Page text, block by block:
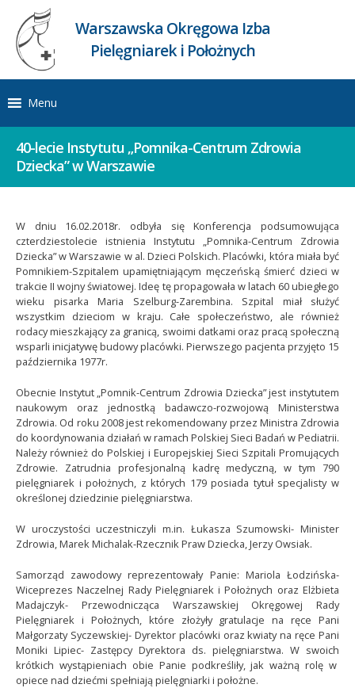
Warszawska Okręgowa Izba
Pielęgniarek i Położnych
Menu
40-lecie Instytutu „Pomnika-Centrum Zdrowia
Dziecka” w Warszawie
W dniu 16.02.2018r. odbyła się Konferencja podsumowująca
czterdziestolecie istnienia Instytutu „Pomnika-Centrum Zdrowia
Dziecka” w Warszawie w al. Dzieci Polskich. Placówki, która miała być
Pomnikiem-Szpitalem upamiętniającym męczeńską śmierć dzieci w
trakcie II wojny światowej. Ideę tę propagowała w latach 60 ubiegłego
wieku pisarka Maria Szelburg-Zarembina. Szpital miał służyć
wszystkim dzieciom w kraju. Całe społeczeństwo, ale również
rodacy mieszkający za granicą, swoimi datkami oraz pracą społeczną
wsparli inicjatywę budowy placówki. Pierwszego pacjenta przyjęto 15
października 1977r.
Obecnie Instytut „Pomnik-Centrum Zdrowia Dziecka” jest instytutem
naukowym oraz jednostką badawczo-rozwojową Ministerstwa
Zdrowia. Od roku 2008 jest rekomendowany przez Ministra Zdrowia
do koordynowania działań w ramach Polskiej Sieci Badań w Pediatrii.
Należy również do Polskiej i Europejskiej Sieci Szpitali Promujących
Zdrowie. Zatrudnia profesjonalną kadrę medyczną, w tym 790
pielęgniarek i położnych, z których 179 posiada tytuł specjalisty w
określonej dziedzinie pielęgniarstwa.
W uroczystości uczestniczyli m.in. Łukasza Szumowski- Minister
Zdrowia, Marek Michalak-Rzecznik Praw Dziecka, Jerzy Owsiak.
Samorząd zawodowy reprezentowały Panie: Mariola Łodzińska-
Wiceprezes Naczelnej Rady Pielęgniarek i Położnych oraz Elżbieta
Madajczyk- Przewodnicząca Warszawskiej Okręgowej Rady
Pielęgniarek i Położnych, które złożyły gratulacje na ręce Pani
Małgorzaty Syczewskiej- Dyrektor placówki oraz kwiaty na ręce Pani
Moniki Lipiec- Zastępcy Dyrektora ds. pielęgniarstwa. W swoich
krótkich wystąpieniach obie Panie podkreśliły, jak ważną rolę w
opiece nad dziećmi spełniają pielęgniarki i położne.